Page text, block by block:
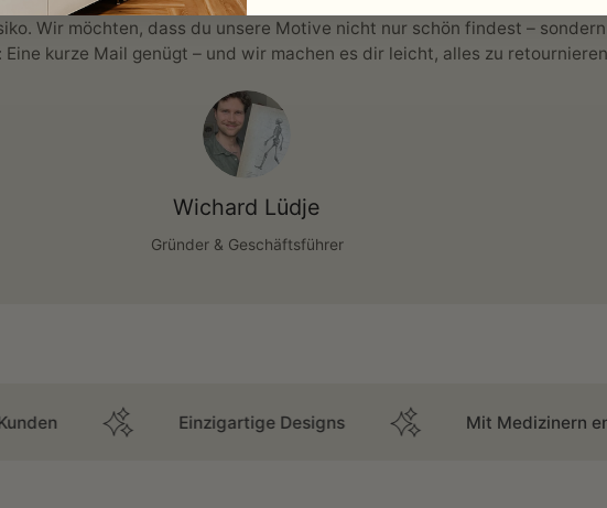
Wir möchten, dass du unsere Motive nicht nur schön findest –
kurze Mail genügt – und wir machen es dir leicht, alles zu
Wichard Lüdje
Gründer & Geschäftsführer
Einzigartige Designs Mit Medizinern entwickelt